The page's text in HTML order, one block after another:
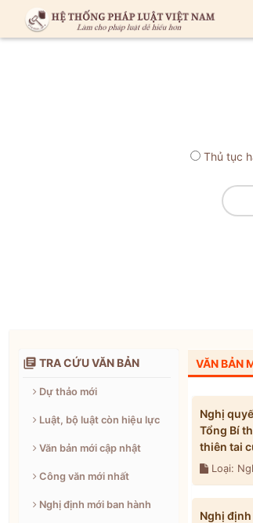
Thủ tục
 TRA CỨU VĂN BẢN
Dự thảo mới
Luật, bộ luật còn hiệu lực
Văn bản mới cập nhật
Công văn mới nhất
Nghị định mới ban hành
VĂN BẢN
Nghị
Tổng Bí
thiên tai
Loại:
Nghị